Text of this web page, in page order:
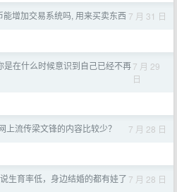
能增加交易系统吗, 用来买卖东西 7 月 31 日
是在什么时候意识到自己已经不再7 月 29
日
上流传梁文锋的内容比较少？ 7 月 28 日
生育率低，身边结婚的都有娃了 7 月 28 日